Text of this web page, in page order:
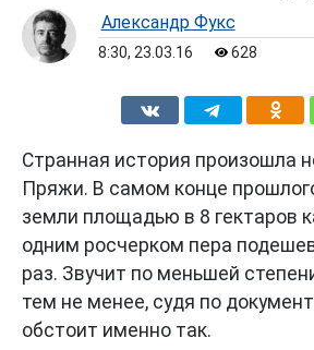
Александр Фукс
8:30, 23.03.16 628
Странная история произошла
Пряжи. В самом конце
земли площадью в 8 гектаров
одним росчерком пера
раз. Звучит по меньшей
тем не менее, судя по
обстоит именно так.